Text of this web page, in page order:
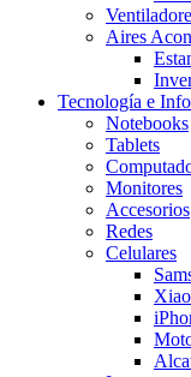
Aires
Tecnología e
Notebooks
Tablets
Monitores
Accesorios
Redes
Celulares